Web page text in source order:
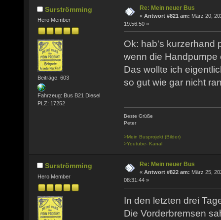
Surströmming
Hero Member
Beiträge: 603
Fahrzeug: Bus B21 Diesel
PLZ: 17252
Re: Mein neuer Bus
« Antwort #821 am: März 20,
19:56:50 »
Ok: hab's kurzerhand
wenn die Handpumpe
Das wollte ich
so gut wie gar nicht
Beste Grüße
Peter
>Mein Busprojekt (Bilder)
>Youtube- Kanal
Surströmming
Hero Member
Re: Mein neuer Bus
« Antwort #822 am: März 25,
08:31:44 »
In den letzten drei
Die Vorderbremsen